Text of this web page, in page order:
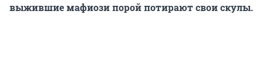
выжившие мафиози порой потирают свои скулы.